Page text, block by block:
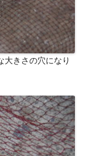
大きさの穴になり